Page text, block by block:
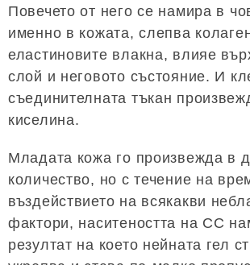
Повечето от него се намира в
именно в кожата, слепва
еластиновите влакна, влияе
слой и неговото състояние. И
съединителната тъкан
киселина.
Младата кожа го произвежда в
количество, но с течение на
въздействието на всякакви
фактори, наситеността на СС
резултат на което нейната гел